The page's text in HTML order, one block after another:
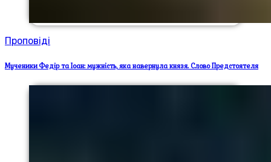
Проповіді
Мученики Федір та Іоан: мужність, яка навернула князя. Слово Предстоятеля